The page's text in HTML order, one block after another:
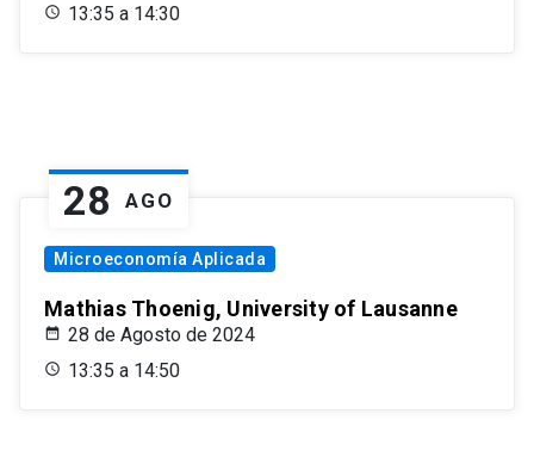
13:35 a 14:30
28 AGO
Microeconomía Aplicada
Mathias Thoenig, University of Lausanne
28 de Agosto de 2024
13:35 a 14:50